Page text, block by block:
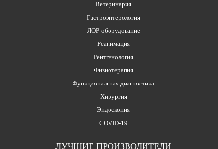
Ветеринария
Гастроэнтерология
ЛОР-оборудование
Реанимация
Рентгенология
Физиотерапия
Функциональная диагностика
Хирургия
Эндоскопия
COVID-19
ЛУЧШИЕ ПРОИЗВОДИТЕЛИ